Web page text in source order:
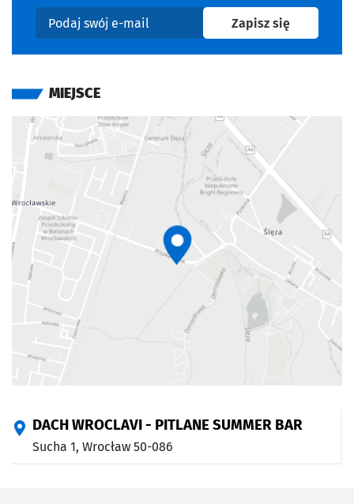
Podaj swój e-mail
Zapisz sięna
MIEJSCE
DACH WROCLAVI - PITLANE SUMMER BAR
Sucha 1, Wrocław 50-086